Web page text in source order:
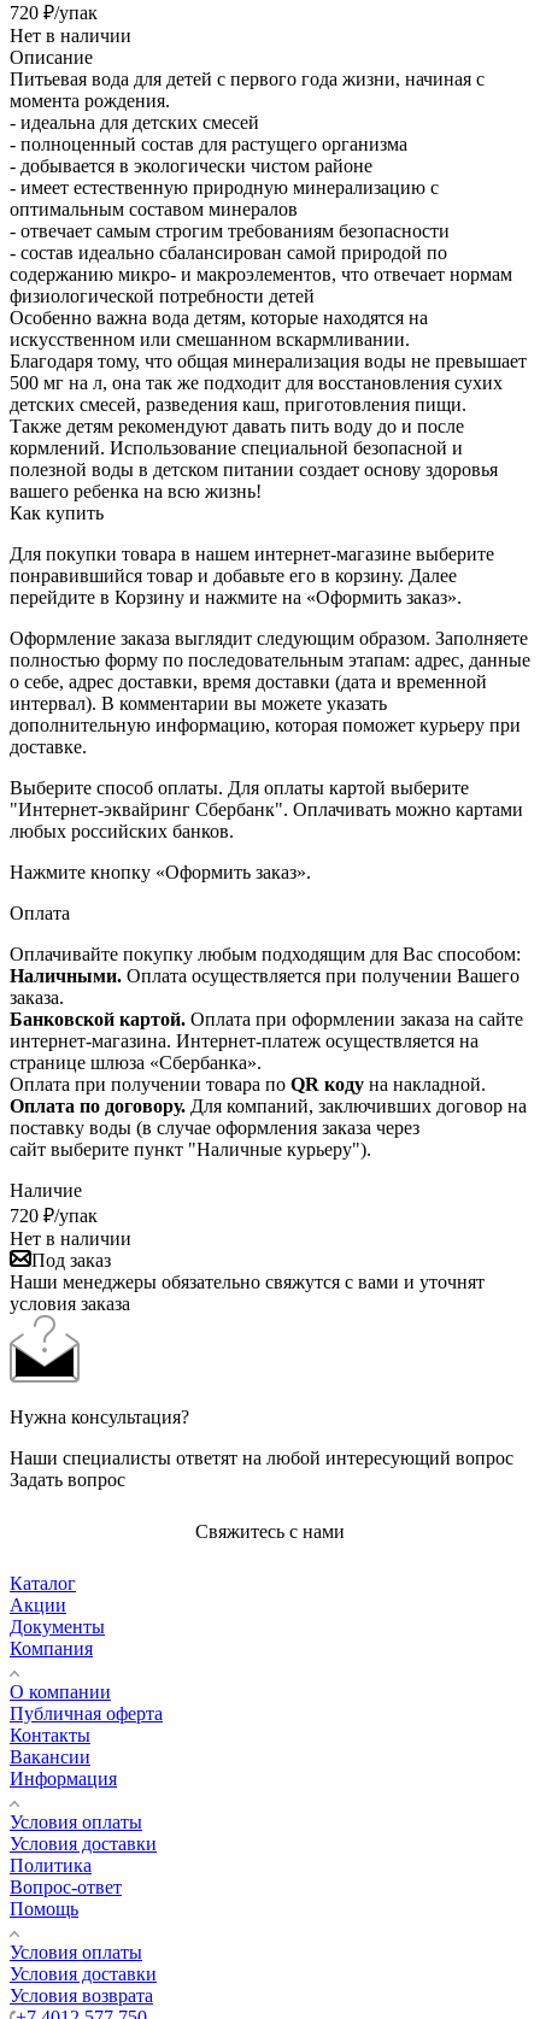
720 ₽/упак
Нет в наличии
Описание
Питьевая вода для детей с первого года жизни, начиная с
момента рождения.
- идеальна для детских смесей
- полноценный состав для растущего организма
- добывается в экологически чистом районе
- имеет естественную природную минерализацию с
оптимальным составом минералов
- отвечает самым строгим требованиям безопасности
- состав идеально сбалансирован самой природой по
содержанию микро- и макроэлементов, что отвечает нормам
физиологической потребности детей
Особенно важна вода детям, которые находятся на
искусственном или смешанном вскармливании.
Благодаря тому, что общая минерализация воды не превышает
500 мг на л, она так же подходит для восстановления сухих
детских смесей, разведения каш, приготовления пищи.
Также детям рекомендуют давать пить воду до и после
кормлений. Использование специальной безопасной и
полезной воды в детском питании создает основу здоровья
вашего ребенка на всю жизнь!
Как купить
Для покупки товара в нашем интернет-магазине выберите
понравившийся товар и добавьте его в корзину. Далее
перейдите в Корзину и нажмите на «Оформить заказ».
Оформление заказа выглядит следующим образом. Заполняете
полностью форму по последовательным этапам: адрес, данные
о себе, адрес доставки, время доставки (дата и временной
интервал). В комментарии вы можете указать
дополнительную информацию, которая поможет курьеру при
доставке.
Выберите способ оплаты. Для оплаты картой выберите
"Интернет-эквайринг Сбербанк". Оплачивать можно картами
любых российских банков.
Нажмите кнопку «Оформить заказ».
Оплата
Оплачивайте покупку любым подходящим для Вас способом:
Наличными. Оплата осуществляется при получении Вашего
заказа.
Банковской картой. Оплата при оформлении заказа на сайте
интернет-магазина. Интернет-платеж осуществляется на
странице шлюза «Сбербанка».
Оплата при получении товара по QR коду на накладной.
Оплата по договору. Для компаний, заключивших договор на
поставку воды (в случае оформления заказа через
сайт выберите пункт "Наличные курьеру").
Наличие
720 ₽/упак
Нет в наличии
Под заказ
Наши менеджеры обязательно свяжутся с вами и уточнят
условия заказа
Нужна консультация?
Наши специалисты ответят на любой интересующий вопрос
Задать вопрос
Свяжитесь с нами
Каталог
Акции
Документы
Компания
О компании
Публичная оферта
Контакты
Вакансии
Информация
Условия оплаты
Условия доставки
Политика
Вопрос-ответ
Помощь
Условия оплаты
Условия доставки
Условия возврата